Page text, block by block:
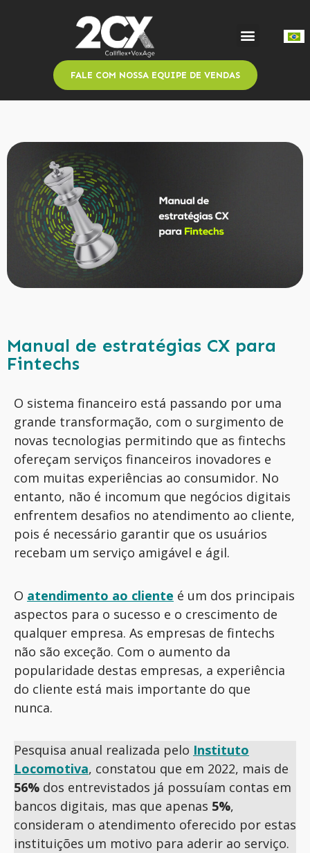
FALE COM NOSSA EQUIPE DE VENDAS
Manual de estratégias CX para
Fintechs
O sistema financeiro está passando por uma
grande transformação, com o surgimento de
novas tecnologias permitindo que as fintechs
ofereçam serviços financeiros inovadores e
com muitas experiências ao consumidor. No
entanto, não é incomum que negócios digitais
enfrentem desafios no atendimento ao cliente,
pois é necessário garantir que os usuários
recebam um serviço amigável e ágil.
O atendimento ao cliente é um dos principais
aspectos para o sucesso e o crescimento de
qualquer empresa. As empresas de fintechs
não são exceção. Com o aumento da
popularidade destas empresas, a experiência
do cliente está mais importante do que
nunca.
Pesquisa anual realizada pelo Instituto
Locomotiva, constatou que em 2022, mais de
56% dos entrevistados já possuíam contas em
bancos digitais, mas que apenas 5%,
consideram o atendimento oferecido por estas
instituições um motivo para aderir ao serviço.